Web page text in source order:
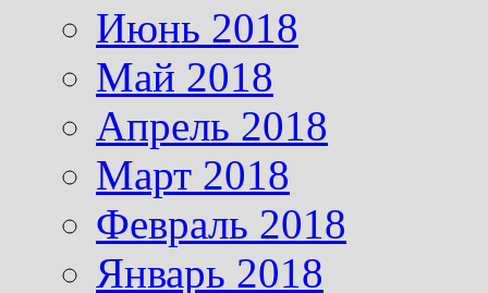
Июнь 2018
Май 2018
Апрель 2018
Март 2018
Февраль 2018
Январь 2018